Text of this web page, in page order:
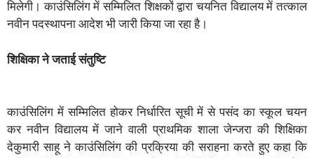
मिलेगी। काउंसिलिंग में सम्मिलित शिक्षकों द्वारा चयनित विद्यालय में तत्काल
नवीन पदस्थापना आदेश भी जारी किया जा रहा है।
शिक्षिका ने जताई संतुष्टि
काउंसिलिंग में सम्मिलित होकर निर्धारित सूची में से पसंद का स्कूल चयन
कर नवीन विद्यालय में जाने वाली प्राथमिक शाला जेन्जरा की शिक्षिका
देकुमारी साहू ने काउंसिलिंग की प्रक्रिया की सराहना करते हुए कहा कि